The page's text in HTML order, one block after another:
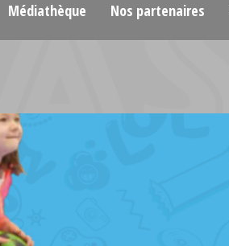
Médiathèque Nos partenaires